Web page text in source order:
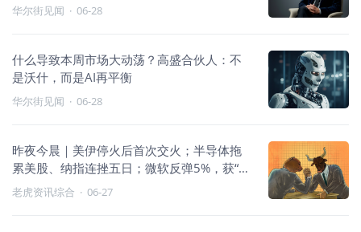
华尔街见闻 · 06-28
什么导致本周市场大动荡？高盛合伙人：不
是沃什，而是AI再平衡
华尔街见闻 · 06-28
昨夜今晨｜美伊停火后首次交火；半导体拖
累美股、纳指连挫五日；微软反弹5%，获“大
空头”Burry加仓并宣布上调Xbox售价
老虎资讯综合 · 06-27